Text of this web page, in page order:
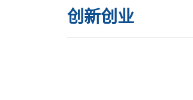
创新创业